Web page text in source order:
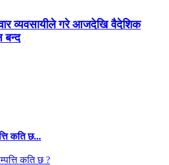
व्यवसायीले गरे आजदेखि वैदेशिक
बन्द
कति छ...